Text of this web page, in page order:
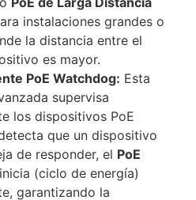
instalaciones grandes o
la distancia entre el
es mayor.
PoE Watchdog: Esta
supervisa
los dispositivos PoE
que un dispositivo
de responder, el PoE
(ciclo de energía)
garantizando la